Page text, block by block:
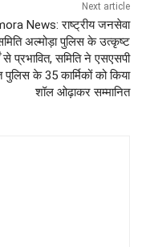
Next article
News: राष्ट्रीय जनसेवा
अल्मोड़ा पुलिस के ​उत्कृष्ट
से प्रभावित, समिति ने एसएसपी
के 35 कार्मिकों को किया
शॉल ओढ़ाकर सम्मानित